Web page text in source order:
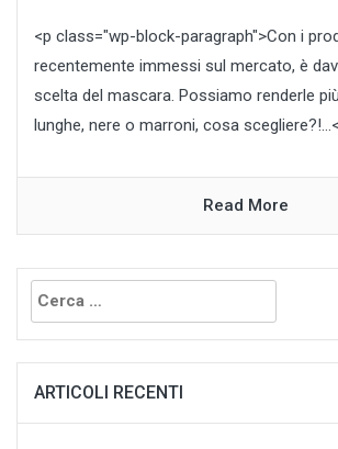
<p class="wp-block-paragraph">Con i
recentemente immessi sul mercato, è
scelta del mascara. Possiamo renderle
lunghe, nere o marroni, cosa
Read More
Ricerca
per:
ARTICOLI RECENTI